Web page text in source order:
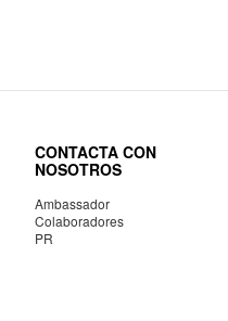
CONTACTA CON
NOSOTROS
Ambassador
Colaboradores
PR